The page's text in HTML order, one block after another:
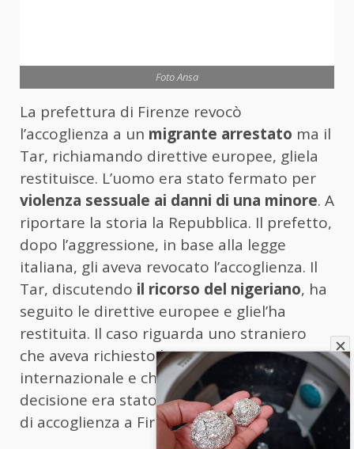
Foto Ansa
La prefettura di Firenze revocò
l’accoglienza a un migrante arrestato ma il
Tar, richiamando direttive europee, gliela
restituisce. L’uomo era stato fermato per
violenza sessuale ai danni di una minore. A
riportare la storia la Repubblica. Il prefetto,
dopo l’aggressione, in base alla legge
italiana, gli aveva revocato l’accoglienza. Il
Tar, discutendo il ricorso del nigeriano, ha
seguito le direttive europee e gliel’ha
restituita. Il caso riguarda uno straniero
che aveva richiesto la protezione
internazionale e che in attesa della
decisione era stato collocato in un centro
di accoglienza a Firenze.